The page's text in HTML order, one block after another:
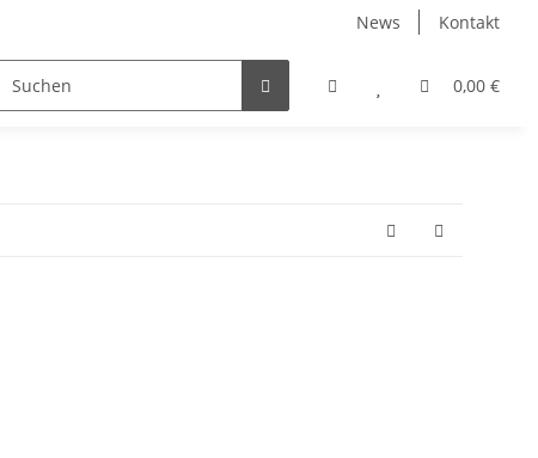
News Kontakt
0,00 €